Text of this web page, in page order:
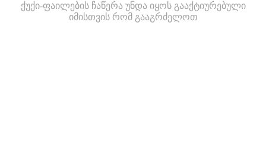
ქუქი-ფაილების ჩაწერა უნდა იყოს გააქტიურებული
იმისთვის რომ გააგრძელოთ